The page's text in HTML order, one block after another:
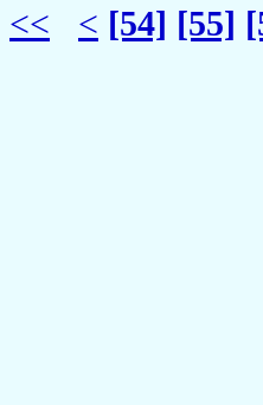
<< < [54] [55]